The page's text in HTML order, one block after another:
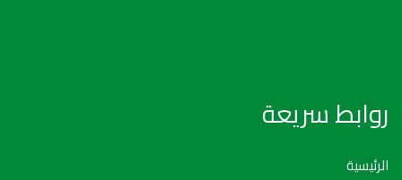
روابط سريعة
الرئيسية